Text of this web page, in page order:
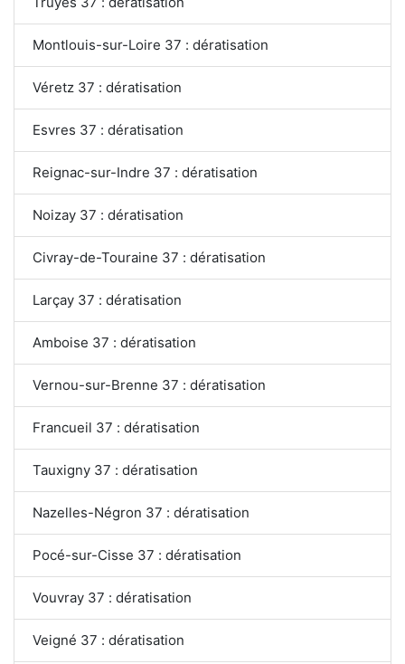
Montlouis-sur-Loire 37 : dératisation
Véretz 37 : dératisation
Esvres 37 : dératisation
Reignac-sur-Indre 37 : dératisation
Noizay 37 : dératisation
Civray-de-Touraine 37 : dératisation
Larçay 37 : dératisation
Amboise 37 : dératisation
Vernou-sur-Brenne 37 : dératisation
Francueil 37 : dératisation
Tauxigny 37 : dératisation
Nazelles-Négron 37 : dératisation
Pocé-sur-Cisse 37 : dératisation
Vouvray 37 : dératisation
Veigné 37 : dératisation